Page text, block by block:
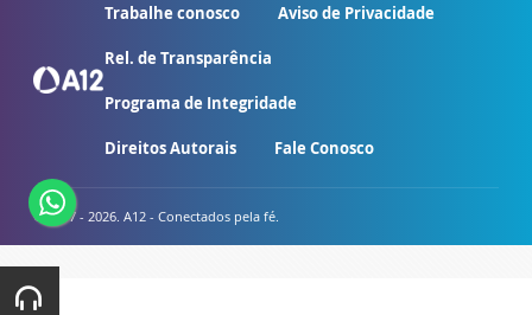
Trabalhe conosco Aviso de Privacidade
Rel. de Transparência
Programa de Integridade
Direitos Autorais Fale Conosco
© 2007 - 2026. A12 - Conectados pela fé.